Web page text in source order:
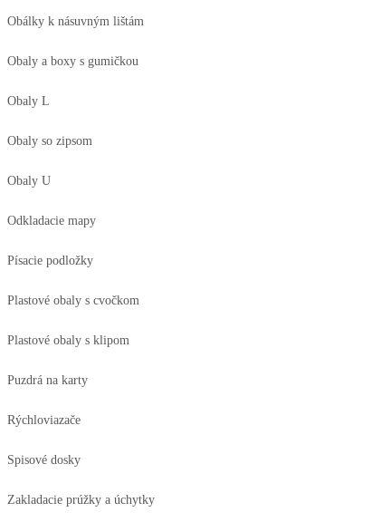
Obálky k násuvným lištám
Obaly a boxy s gumičkou
Obaly L
Obaly so zipsom
Obaly U
Odkladacie mapy
Písacie podložky
Plastové obaly s cvočkom
Plastové obaly s klipom
Puzdrá na karty
Rýchloviazače
Spisové dosky
Zakladacie prúžky a úchytky